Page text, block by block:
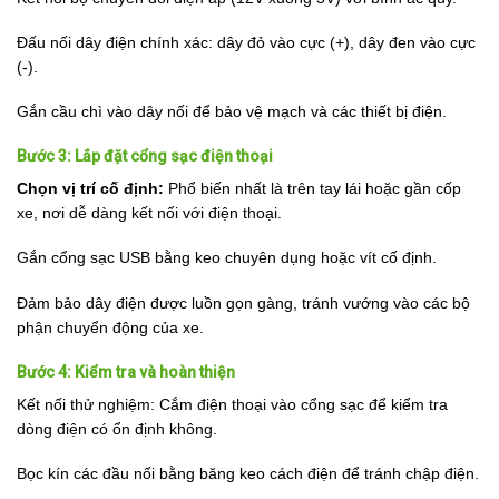
Đấu nối dây điện chính xác: dây đỏ vào cực (+), dây đen vào cực
(-).
Gắn cầu chì vào dây nối để bảo vệ mạch và các thiết bị điện.
Bước 3: Lắp đặt cổng sạc điện thoại
Chọn vị trí cố định: Phổ biến nhất là trên tay lái hoặc gần cốp
xe, nơi dễ dàng kết nối với điện thoại.
Gắn cổng sạc USB bằng keo chuyên dụng hoặc vít cố định.
Đảm bảo dây điện được luồn gọn gàng, tránh vướng vào các bộ
phận chuyển động của xe.
Bước 4: Kiểm tra và hoàn thiện
Kết nối thử nghiệm: Cắm điện thoại vào cổng sạc để kiểm tra
dòng điện có ổn định không.
Bọc kín các đầu nối bằng băng keo cách điện để tránh chập điện.